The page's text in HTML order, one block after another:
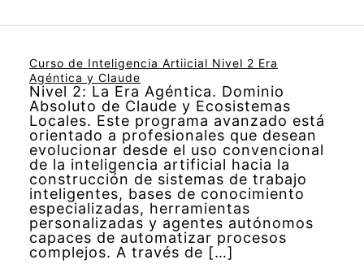
Curso de Inteligencia Artiicial Nivel 2 Era
Agéntica y Claude
Nivel 2: La Era Agéntica. Dominio
Absoluto de Claude y Ecosistemas
Locales. Este programa avanzado está
orientado a profesionales que desean
evolucionar desde el uso convencional
de la inteligencia artificial hacia la
construcción de sistemas de trabajo
inteligentes, bases de conocimiento
especializadas, herramientas
personalizadas y agentes autónomos
capaces de automatizar procesos
complejos. A través de […]